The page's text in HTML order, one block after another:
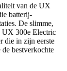
van de UX
batterij-
De slimme,
UX 300e Electric
die in zijn eerste
bestverkochte